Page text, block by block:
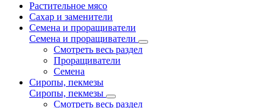
Растительное мясо
Сахар и заменители
Семена и проращиватели
Семена и проращиватели
Смотреть весь раздел
Проращиватели
Семена
Сиропы, пекмезы
Сиропы, пекмезы
Смотреть весь раздел